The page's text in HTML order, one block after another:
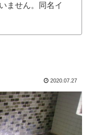
ません。同名イ
2020.07.27